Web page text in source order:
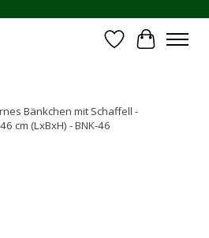
Wunschzettel
Ihr
Bänkchen mit Schaffell -
cm (LxBxH) - BNK-46